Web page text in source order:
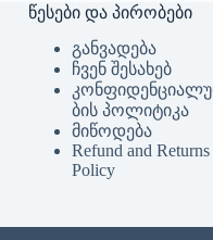
წესები და პირობები
განვადება
ჩვენ შესახებ
ბის პოლიტიკა
მიწოდება
Refund and Returns
Policy